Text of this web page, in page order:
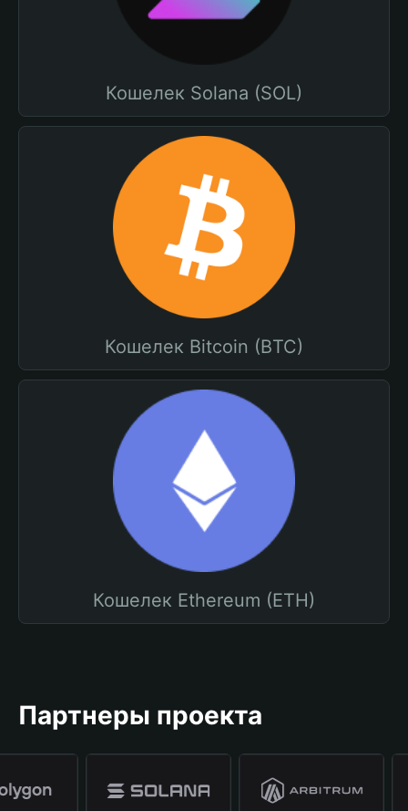
Кошелек Solana (SOL)
Кошелек Bitcoin (BTC)
Кошелек Ethereum (ETH)
Партнеры проекта